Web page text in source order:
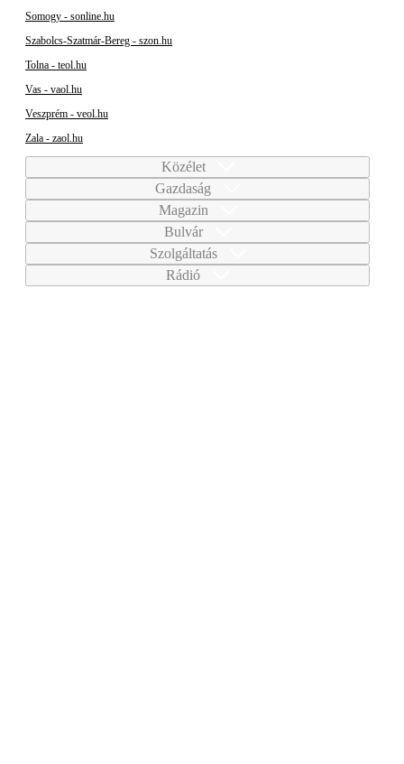
Somogy - sonline.hu
Szabolcs-Szatmár-Bereg - szon.hu
Tolna - teol.hu
Vas - vaol.hu
Veszprém - veol.hu
Zala - zaol.hu
Közélet
Gazdaság
Magazin
Bulvár
Szolgáltatás
Rádió